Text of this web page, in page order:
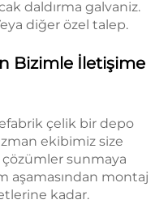
daldırma galvaniz.
diğer özel talep.
Bizimle İletişime
çelik bir depo
ekibimiz size
sunmaya
aşamasından montaj
kadar.